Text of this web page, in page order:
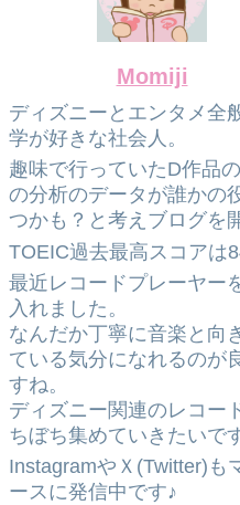
Momiji
ディズニーとエンタメ全
学が好きな社会人。
趣味で行っていたD作品
の分析のデータが誰かの
つかも？と考えブログを
TOEIC過去最高スコアは
最近レコードプレーヤー
入れました。
なんだか丁寧に音楽と向
ている気分になれるのが
すね。
ディズニー関連のレコー
ちぼち集めていきたいで
InstagramやＸ(Twitter)も
ースに発信中です♪